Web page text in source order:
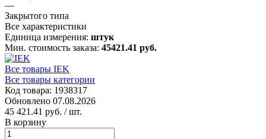
—
Закрытого типа
Все характеристики
Единица измерения: штук
Мин. стоимость заказа: 45421.41 руб.
Все товары IEK
Все товары категории
Код товара: 1938317
Обновлено 07.08.2026
45 421.41 руб. / шт.
В корзину